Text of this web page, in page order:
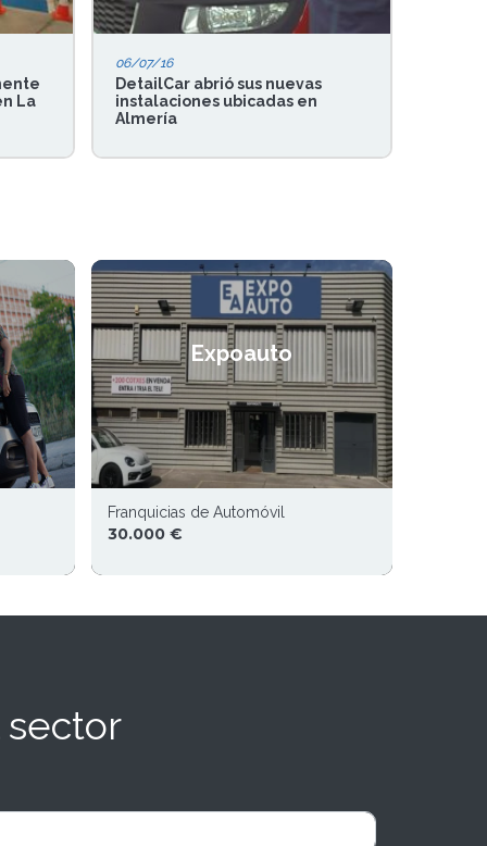
La
06/07/16
DetailCar abrió sus nuevas
instalaciones ubicadas en
Almería
Expoauto
Franquicias de Automóvil
30.000 €